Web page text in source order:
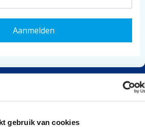
gebruik van cookies